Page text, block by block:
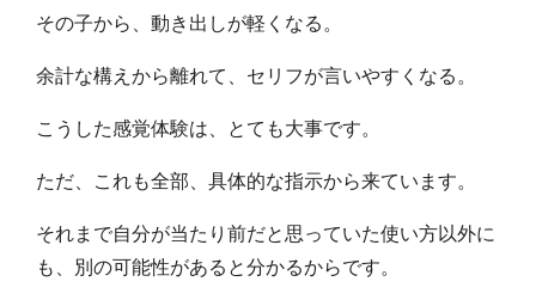
その子から、動き出しが軽くなる。
余計な構えから離れて、セリフが言いやすくなる。
こうした感覚体験は、とても大事です。
ただ、これも全部、具体的な指示から来ています。
それまで自分が当たり前だと思っていた使い方以外に
も、別の可能性があると分かるからです。